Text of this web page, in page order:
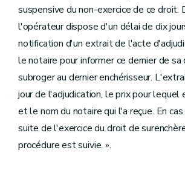
suspensive du non-exercice de ce droit.
l'opérateur dispose d'un délai de dix
notification d'un extrait de l'acte
le notaire pour informer ce dernier de sa
subroger au dernier enchérisseur.
jour de l'adjudication, le prix pour
et le nom du notaire qui l'a reçue. En
suite de l'exercice du droit de
procédure est suivie. ».